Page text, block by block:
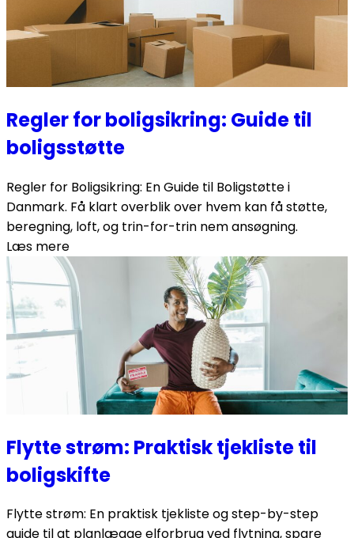
Regler for boligsikring: Guide til
boligsstøtte
Regler for Boligsikring: En Guide til Boligstøtte i
Danmark. Få klart overblik over hvem kan få støtte,
beregning, loft, og trin-for-trin nem ansøgning.
Læs mere
Flytte strøm: Praktisk tjekliste til
boligskifte
Flytte strøm: En praktisk tjekliste og step-by-step
guide til at planlægge elforbrug ved flytning, spare